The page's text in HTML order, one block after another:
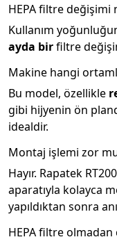
HEPA filtre değişimi
Kullanım
ayda birfiltre
Makine hangi
Bu model, özellikle
gibi hijyenin ön
idealdir.
Montaj işlemi zor
Hayır. Rapatek
aparatıyla kolayca
yapıldıktan sonra
HEPA filtre olmadan